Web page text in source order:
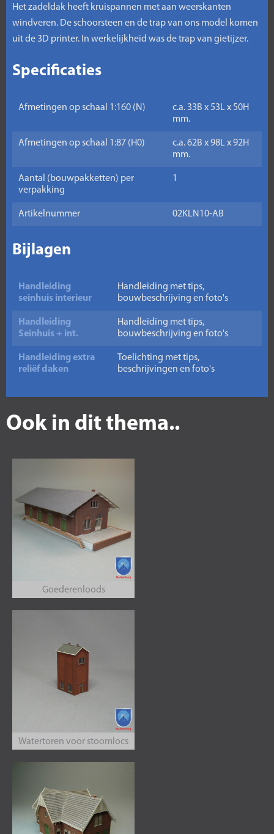
Het zadeldak heeft kruispannen met aan weerskanten
windveren. De schoorsteen en de trap van ons model komen
uit de 3D printer. In werkelijkheid was de trap van gietijzer.
Specificaties
Afmetingen op schaal 1:160 (N)
c.a. 33B x 53L x 50H
mm.
Afmetingen op schaal 1:87 (H0)
c.a. 62B x 98L x 92H
mm.
Aantal (bouwpakketten) per
verpakking
1
Artikelnummer 02KLN10-AB
Bijlagen
Handleiding
seinhuis interieur
Handleiding met tips,
bouwbeschrijving en foto's
Handleiding
Seinhuis + int.
Handleiding met tips,
bouwbeschrijving en foto's
Handleiding extra
reliëf daken
Toelichting met tips,
beschrijvingen en foto's
Ook in dit thema..
Goederenloods
Watertoren voor stoomlocs